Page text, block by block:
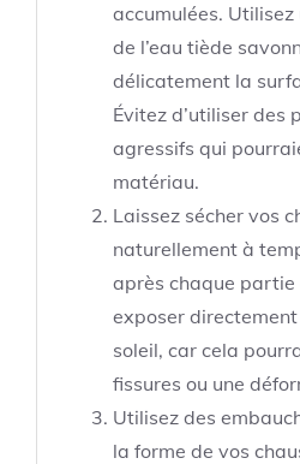
accumulées.
de l’eau tiède
délicatement la
Évitez d’utiliser des
agressifs qui
matériau.
Laissez sécher vos
naturellement à
après chaque partie
exposer
soleil, car cela
fissures ou une
Utilisez des
la forme de vos